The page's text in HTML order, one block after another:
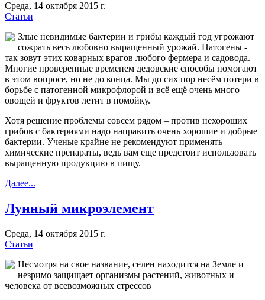
Среда, 14 октября 2015 г.
Статьи
Злые невидимые бактерии и грибы каждый год угрожают
сожрать весь любовно выращенный урожай. Патогены -
так зовут этих коварных врагов любого фермера и садовода.
Многие проверенные временем дедовские способы помогают
в этом вопросе, но не до конца. Мы до сих пор несём потери в
борьбе с патогенной микрофлорой и всё ещё очень много
овощей и фруктов летит в помойку.
Хотя решение проблемы совсем рядом – против нехороших
грибов с бактериями надо направить очень хорошие и добрые
бактерии. Ученые крайне не рекомендуют применять
химические препараты, ведь вам еще предстоит использовать
выращенную продукцию в пищу.
Далее...
Лунный микроэлемент
Среда, 14 октября 2015 г.
Статьи
Несмотря на свое название, селен находится на Земле и
незримо защищает организмы растений, животных и
человека от всевозможных стрессов